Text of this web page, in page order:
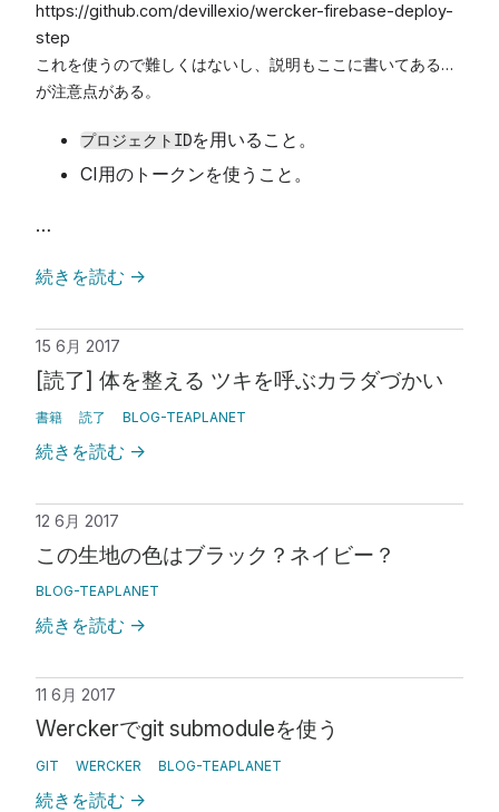
https://github.com/devillexio/wercker-firebase-deploy-
step
これを使うので難しくはないし、説明もここに書いてある…
が注意点がある。
プロジェクトIDを用いること。
CI用のトークンを使うこと。
…
続きを読む →
15 6月 2017
[読了] 体を整える ツキを呼ぶカラダづかい
書籍 読了 BLOG-TEAPLANET
続きを読む →
12 6月 2017
この生地の色はブラック？ネイビー？
BLOG-TEAPLANET
続きを読む →
11 6月 2017
Werckerでgit submoduleを使う
GIT WERCKER BLOG-TEAPLANET
続きを読む →